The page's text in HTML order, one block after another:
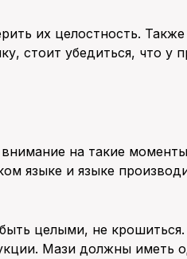
их целостность.
стоит убедиться, что у
на такие
языке и языке
целыми, не
Мази должны иметь